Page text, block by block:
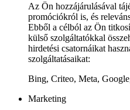
Az Ön hozzájárulásával
promóciókról is, és
Ebből a célból az Ön
külső szolgáltatókkal
hirdetési csatornáikat
szolgáltatásaikat:
Bing, Criteo, Meta,
Marketing